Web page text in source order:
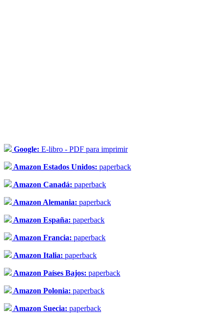
Google: E-libro - PDF para imprimir
Amazon Estados Unidos: paperback
Amazon Canadá: paperback
Amazon Alemania: paperback
Amazon España: paperback
Amazon Francia: paperback
Amazon Italia: paperback
Amazon Países Bajos: paperback
Amazon Polonia: paperback
Amazon Suecia: paperback